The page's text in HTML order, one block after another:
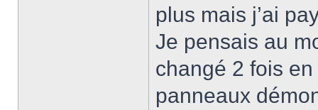
plus mais j’ai
Je pensais au
changé 2 fois
panneaux